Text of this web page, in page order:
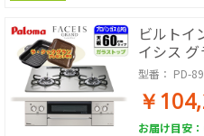
ビルトイ
イシス
ー プロパ
ラ・ク
型番： PD-
￥
お届け目安